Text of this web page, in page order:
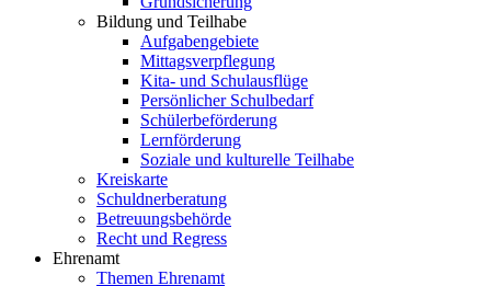
Bildung und Teilhabe
Aufgabengebiete
Mittagsverpflegung
Kita- und Schulausflüge
Persönlicher Schulbedarf
Schülerbeförderung
Lernförderung
Soziale und kulturelle Teilhabe
Kreiskarte
Schuldnerberatung
Betreuungsbehörde
Recht und Regress
Ehrenamt
Themen Ehrenamt